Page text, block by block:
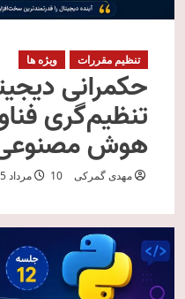
تنظیم مقررات ویژه ها
حکمرانی
تنظیم‌گری
هوش
مهدی گمرکی 10 مرداد 1405